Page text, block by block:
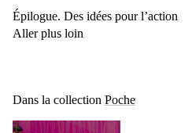
Épilogue. Des idées pour l’action
Aller plus loin
Dans la collection Poche